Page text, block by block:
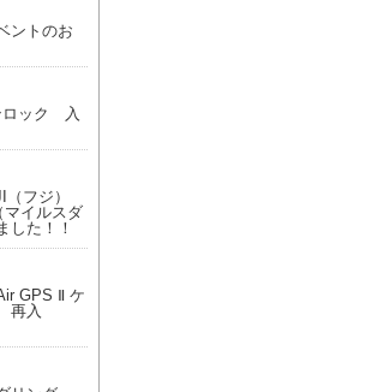
ントのお
ック 入
フジ）
マイルスダ
した！！
GPS Ⅱ ケ
再入